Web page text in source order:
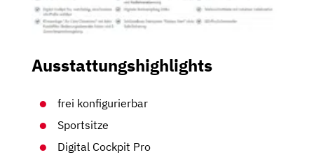
Ausstattungshighlights
frei konfigurierbar
Sportsitze
Digital Cockpit Pro